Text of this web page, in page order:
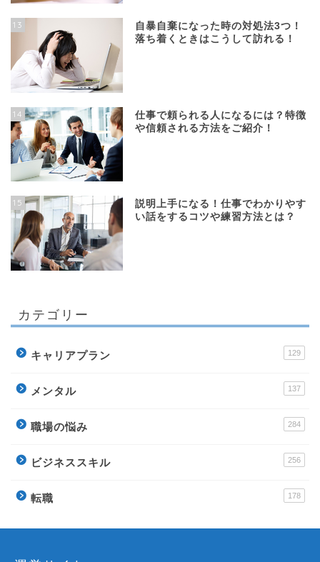
13
自暴自棄になった時の対処法3つ！
落ち着くときはこうして訪れる！
14
仕事で頼られる人になるには？特徴
や信頼される方法をご紹介！
15
説明上手になる！仕事でわかりやす
い話をするコツや練習方法とは？
カテゴリー
キャリアプラン 129
メンタル 137
職場の悩み 284
ビジネススキル 256
転職 178